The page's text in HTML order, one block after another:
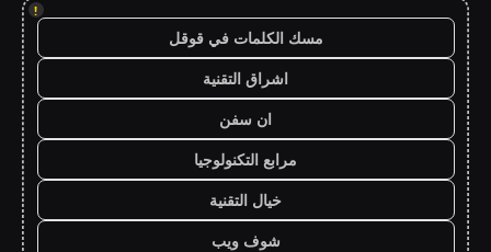
!
مسك الكلمات في قوقل
اشراق التقنية
ان سفن
مرابع التكنولوجيا
خيال التقنية
شوف ويب